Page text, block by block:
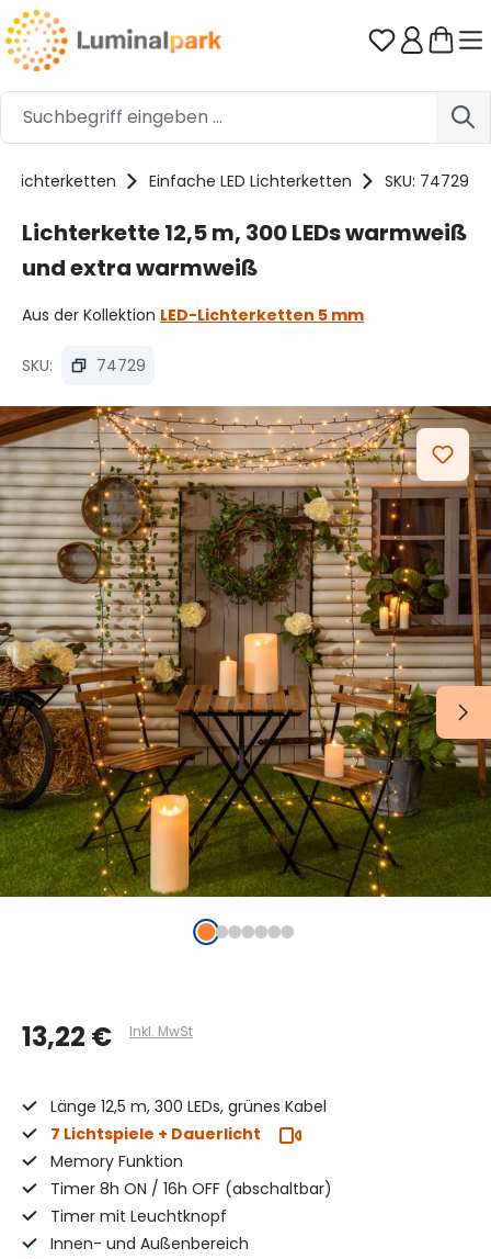
Zum Hauptinhalt springen Du hast 0
Lichterketten Einfache LED Lichterketten SKU: 74729
Lichterkette 12,5 m, 300 LEDs warmweiß
und extra warmweiß
Aus der Kollektion LED-Lichterketten 5 mm
SKU: 74729
Bildergalerie überspringen
13,22 € Inkl. MwSt
Länge 12,5 m, 300 LEDs, grünes Kabel
7 Lichtspiele + Dauerlicht
Memory Funktion
Timer 8h ON / 16h OFF (abschaltbar)
Timer mit Leuchtknopf
Innen- und Außenbereich